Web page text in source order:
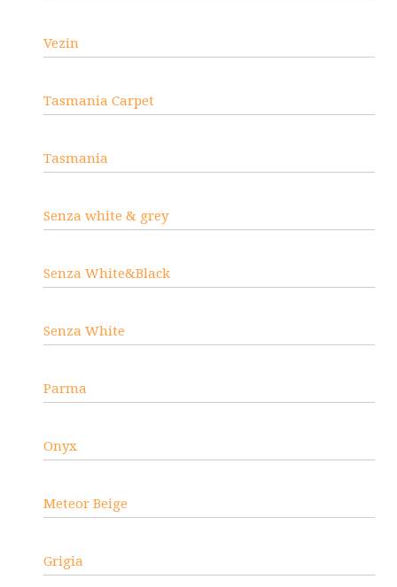
Vezin
Tasmania Carpet
Tasmania
Senza white & grey
Senza White&Black
Senza White
Parma
Onyx
Meteor Beige
Grigia